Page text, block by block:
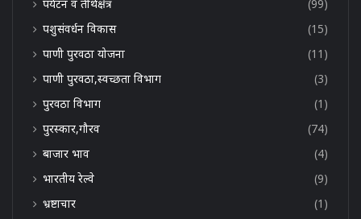
पर्यटन व तीर्थक्षेत्र
(99)
पशुसंवर्धन विकास
(15)
पाणी पुरवठा योजना
(11)
पाणी पुरवठा,स्वच्छता विभाग
(3)
पुरवठा विभाग
(1)
पुरस्कार,गौरव
(74)
बाजार भाव
(4)
भारतीय रेल्वे
(9)
भ्रष्टाचार
(1)